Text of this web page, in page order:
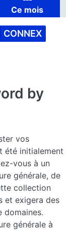
Ce mois
CONNEX
by
vos
été initialement
vous à un
générale, de
collection
et exigera des
domaines.
générale à